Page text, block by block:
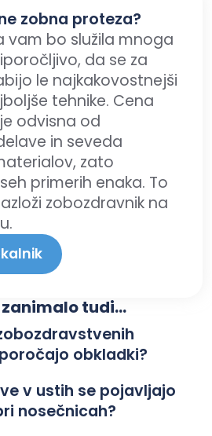
zobna proteza?
vam bo služila mnoga
da se za
le najkakovostnejši
tehnike. Cena
odvisna od
in seveda
zato
primerih enaka. To
zobozdravnik na
tudi...
obkladki?
v ustih se pojavljajo
nosečnicah?